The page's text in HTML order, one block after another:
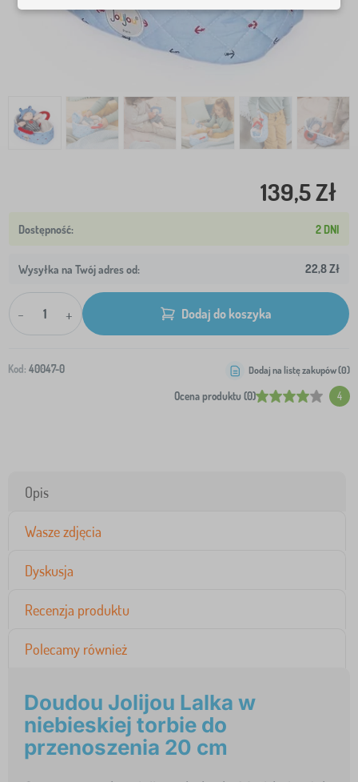
139,5 Zł
2 DNI
Wysyłka na Twój adres od: 22,8 Zł
- + Dodaj do koszyka
Kod: 40047-0
Ocena produktu (0) 4
Dodaj na listę zakupów (0)
Opis
Wasze zdjęcia
Dyskusja
Recenzja produktu
Polecamy również
Doudou Jolijou Lalka w
niebieskiej torbie do
przenoszenia 20 cm